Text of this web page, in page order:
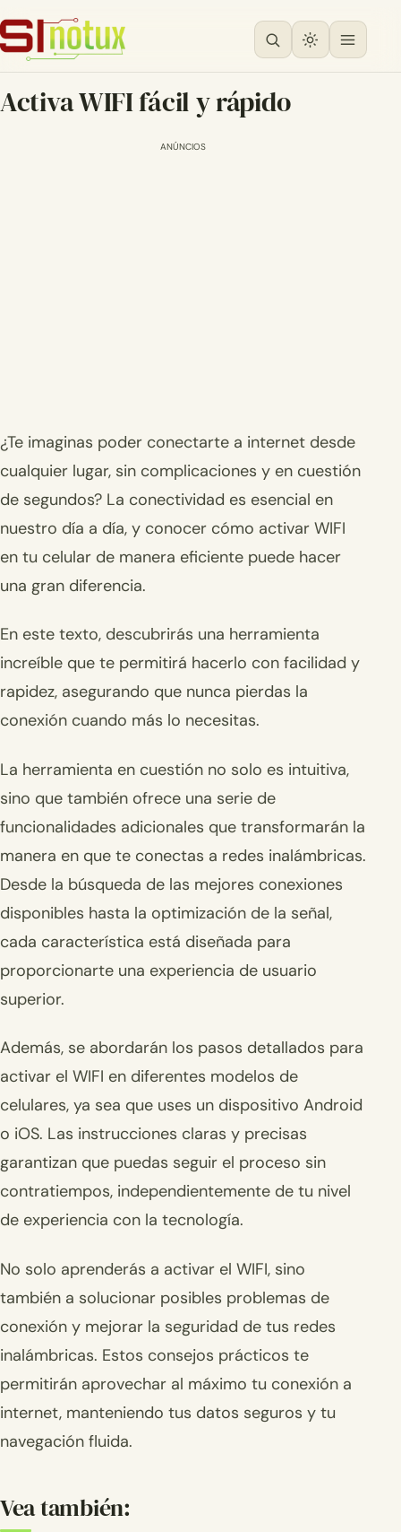
Activa WIFI fácil y rápido
ANÚNCIOS
¿Te imaginas poder conectarte a internet desde
cualquier lugar, sin complicaciones y en cuestión
de segundos? La conectividad es esencial en
nuestro día a día, y conocer cómo activar WIFI
en tu celular de manera eficiente puede hacer
una gran diferencia.
En este texto, descubrirás una herramienta
increíble que te permitirá hacerlo con facilidad y
rapidez, asegurando que nunca pierdas la
conexión cuando más lo necesitas.
La herramienta en cuestión no solo es intuitiva,
sino que también ofrece una serie de
funcionalidades adicionales que transformarán la
manera en que te conectas a redes inalámbricas.
Desde la búsqueda de las mejores conexiones
disponibles hasta la optimización de la señal,
cada característica está diseñada para
proporcionarte una experiencia de usuario
superior.
Además, se abordarán los pasos detallados para
activar el WIFI en diferentes modelos de
celulares, ya sea que uses un dispositivo Android
o iOS. Las instrucciones claras y precisas
garantizan que puedas seguir el proceso sin
contratiempos, independientemente de tu nivel
de experiencia con la tecnología.
No solo aprenderás a activar el WIFI, sino
también a solucionar posibles problemas de
conexión y mejorar la seguridad de tus redes
inalámbricas. Estos consejos prácticos te
permitirán aprovechar al máximo tu conexión a
internet, manteniendo tus datos seguros y tu
navegación fluida.
Vea también: